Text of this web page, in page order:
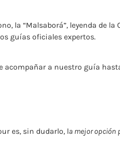
la “Malsaborá”, leyenda de
guías oficiales expertos.
acompañar a nuestro guía
es, sin dudarlo, la mejor opción